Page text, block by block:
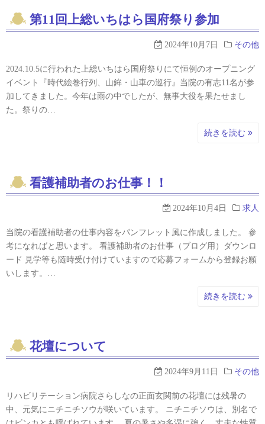
第11回上総いちはら国府祭り参加
2024年10月7日 その他
2024.10.5に行われた上総いちはら国府祭りにて恒例のオープニング
イベント『時代絵巻行列、山鉾・山車の巡行』当院の有志11名が参
加してきました。今年は雨の中でしたが、無事大役を果たせまし
た。祭りの…
続きを読む
看護補助者のお仕事！！
2024年10月4日 求人
当院の看護補助者の仕事内容をパンフレット風に作成しました。 参
考になればと思います。 看護補助者のお仕事（ブログ用）ダウンロ
ード 見学等も随時受け付けていますので応募フォームから登録お願
いします。…
続きを読む
花壇について
2024年9月11日 その他
リハビリテーション病院さらしなの正面玄関前の花壇には残暑の
中、元気にニチニチソウが咲いています。 ニチニチソウは、別名で